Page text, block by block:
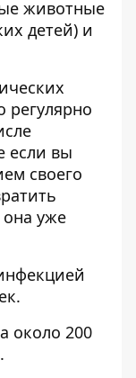
животные
детей) и
регулярно
если вы
своего
она уже
.
около 200
.